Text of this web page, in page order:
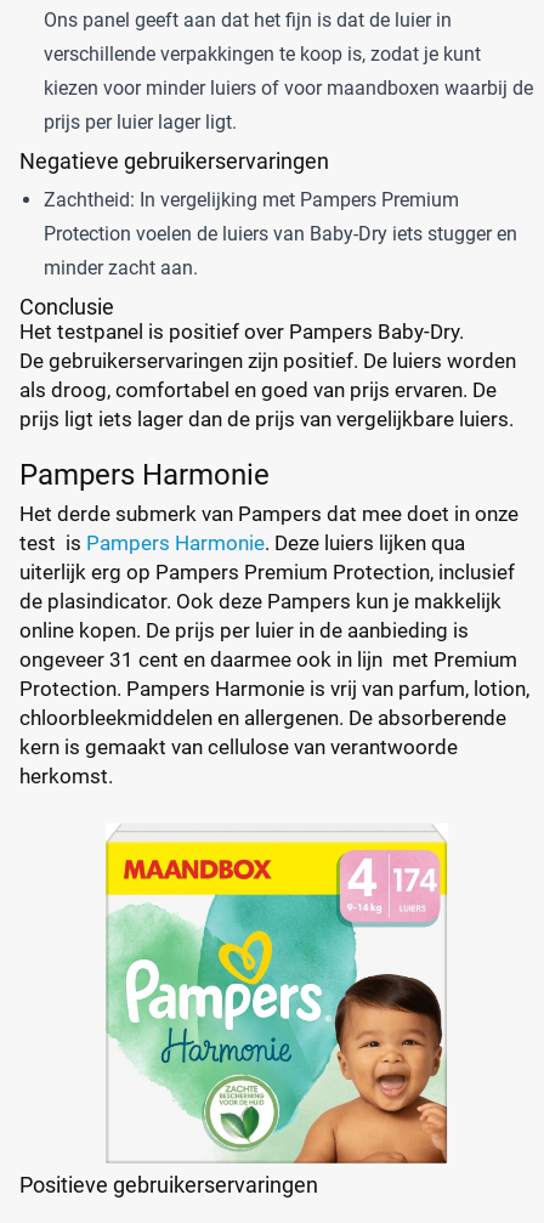
Ons panel geeft aan dat het fijn is dat de luier in
verschillende verpakkingen te koop is, zodat je kunt
kiezen voor minder luiers of voor maandboxen waarbij de
prijs per luier lager ligt.
Negatieve gebruikerservaringen
Zachtheid: In vergelijking met Pampers Premium
Protection voelen de luiers van Baby-Dry iets stugger en
minder zacht aan.
Conclusie
Het testpanel is positief over Pampers Baby-Dry.
De gebruikerservaringen zijn positief. De luiers worden
als droog, comfortabel en goed van prijs ervaren. De
prijs ligt iets lager dan de prijs van vergelijkbare luiers.
Pampers Harmonie
Het derde submerk van Pampers dat mee doet in onze
test is Pampers Harmonie. Deze luiers lijken qua
uiterlijk erg op Pampers Premium Protection, inclusief
de plasindicator. Ook deze Pampers kun je makkelijk
online kopen. De prijs per luier in de aanbieding is
ongeveer 31 cent en daarmee ook in lijn met Premium
Protection. Pampers Harmonie is vrij van parfum, lotion,
chloorbleekmiddelen en allergenen. De absorberende
kern is gemaakt van cellulose van verantwoorde
herkomst.
Positieve gebruikerservaringen